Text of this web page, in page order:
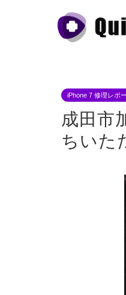
iPhone 7 修理レポ
成田市
ちいた